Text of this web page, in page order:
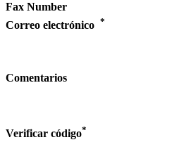
Fax Number
Correo electrónico *
Comentarios
Verificar código*